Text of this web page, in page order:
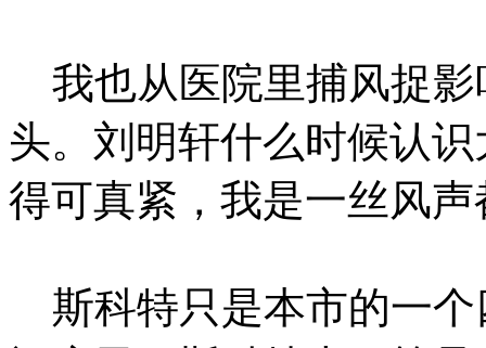
我也从医院里捕风捉影
头。刘明轩什么时候认
得可真紧，我是一丝风
斯科特只是本市的一个